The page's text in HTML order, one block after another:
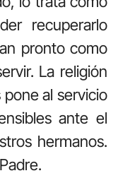
recuperarlo
pronto como
La religión
al servicio
ante el
hermanos.